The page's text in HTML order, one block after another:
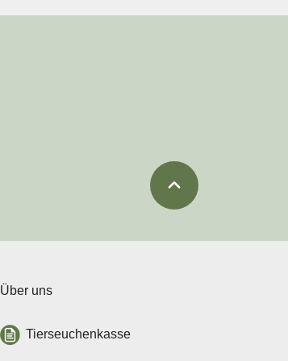
Über uns
Tierseuchenkasse